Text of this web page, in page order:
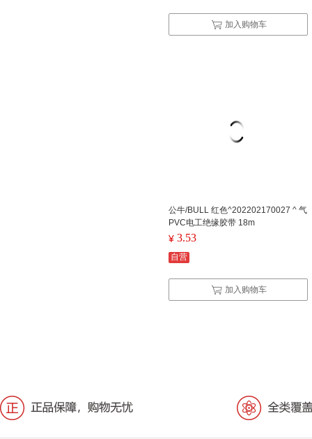
加入购物车
公牛/BULL 红色^202202170027 ^ 气
PVC电工绝缘胶带 18m
¥ 3.53
自营
加入购物车